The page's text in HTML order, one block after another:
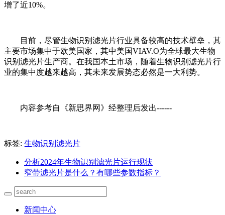
增了近10%。
目前，尽管生物识别滤光片行业具备较高的技术壁垒，其
主要市场集中于欧美国家，其中美国VIAV.O为全球最大生物
识别滤光片生产商。在我国本土市场，随着生物识别滤光片行
业的集中度越来越高，其未来发展势态必然是一大利势。
内容参考自《新思界网》经整理后发出------
标签: 生物识别滤光片
分析2024年生物识别滤光片运行现状
窄带滤光片是什么？有哪些参数指标？
新闻中心